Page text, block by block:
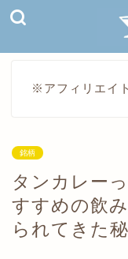
※アフィリエイ
銘柄
タンカレー
すすめの飲
られてきた